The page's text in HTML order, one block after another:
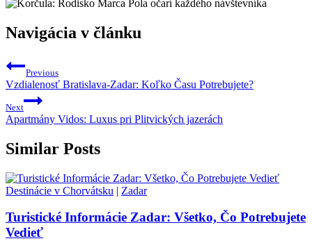
Navigácia v článku
Previous
Vzdialenosť Bratislava-Zadar: Koľko Času Potrebujete?
Next
Apartmány Vidos: Luxus pri Plitvických jazerách
Similar Posts
Destinácie v Chorvátsku | Zadar
Turistické Informácie Zadar: Všetko, Čo Potrebujete
Vedieť